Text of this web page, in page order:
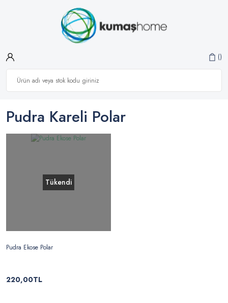
Pudra Kareli Polar
Tükendi
Pudra Ekose Polar
220,00TL